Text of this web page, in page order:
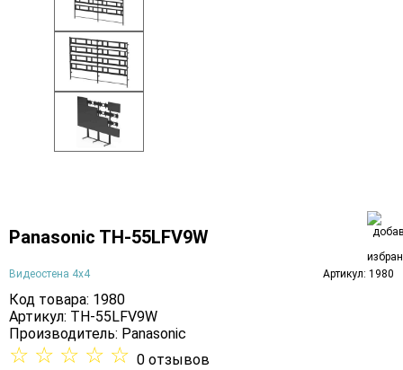
Panasonic TH-55LFV9W
Видеостена 4х4 Артикул: 1980
Код товара: 1980
Артикул: TH-55LFV9W
Производитель: Panasonic
☆ ☆ ☆ ☆ ☆ 0 отзывов